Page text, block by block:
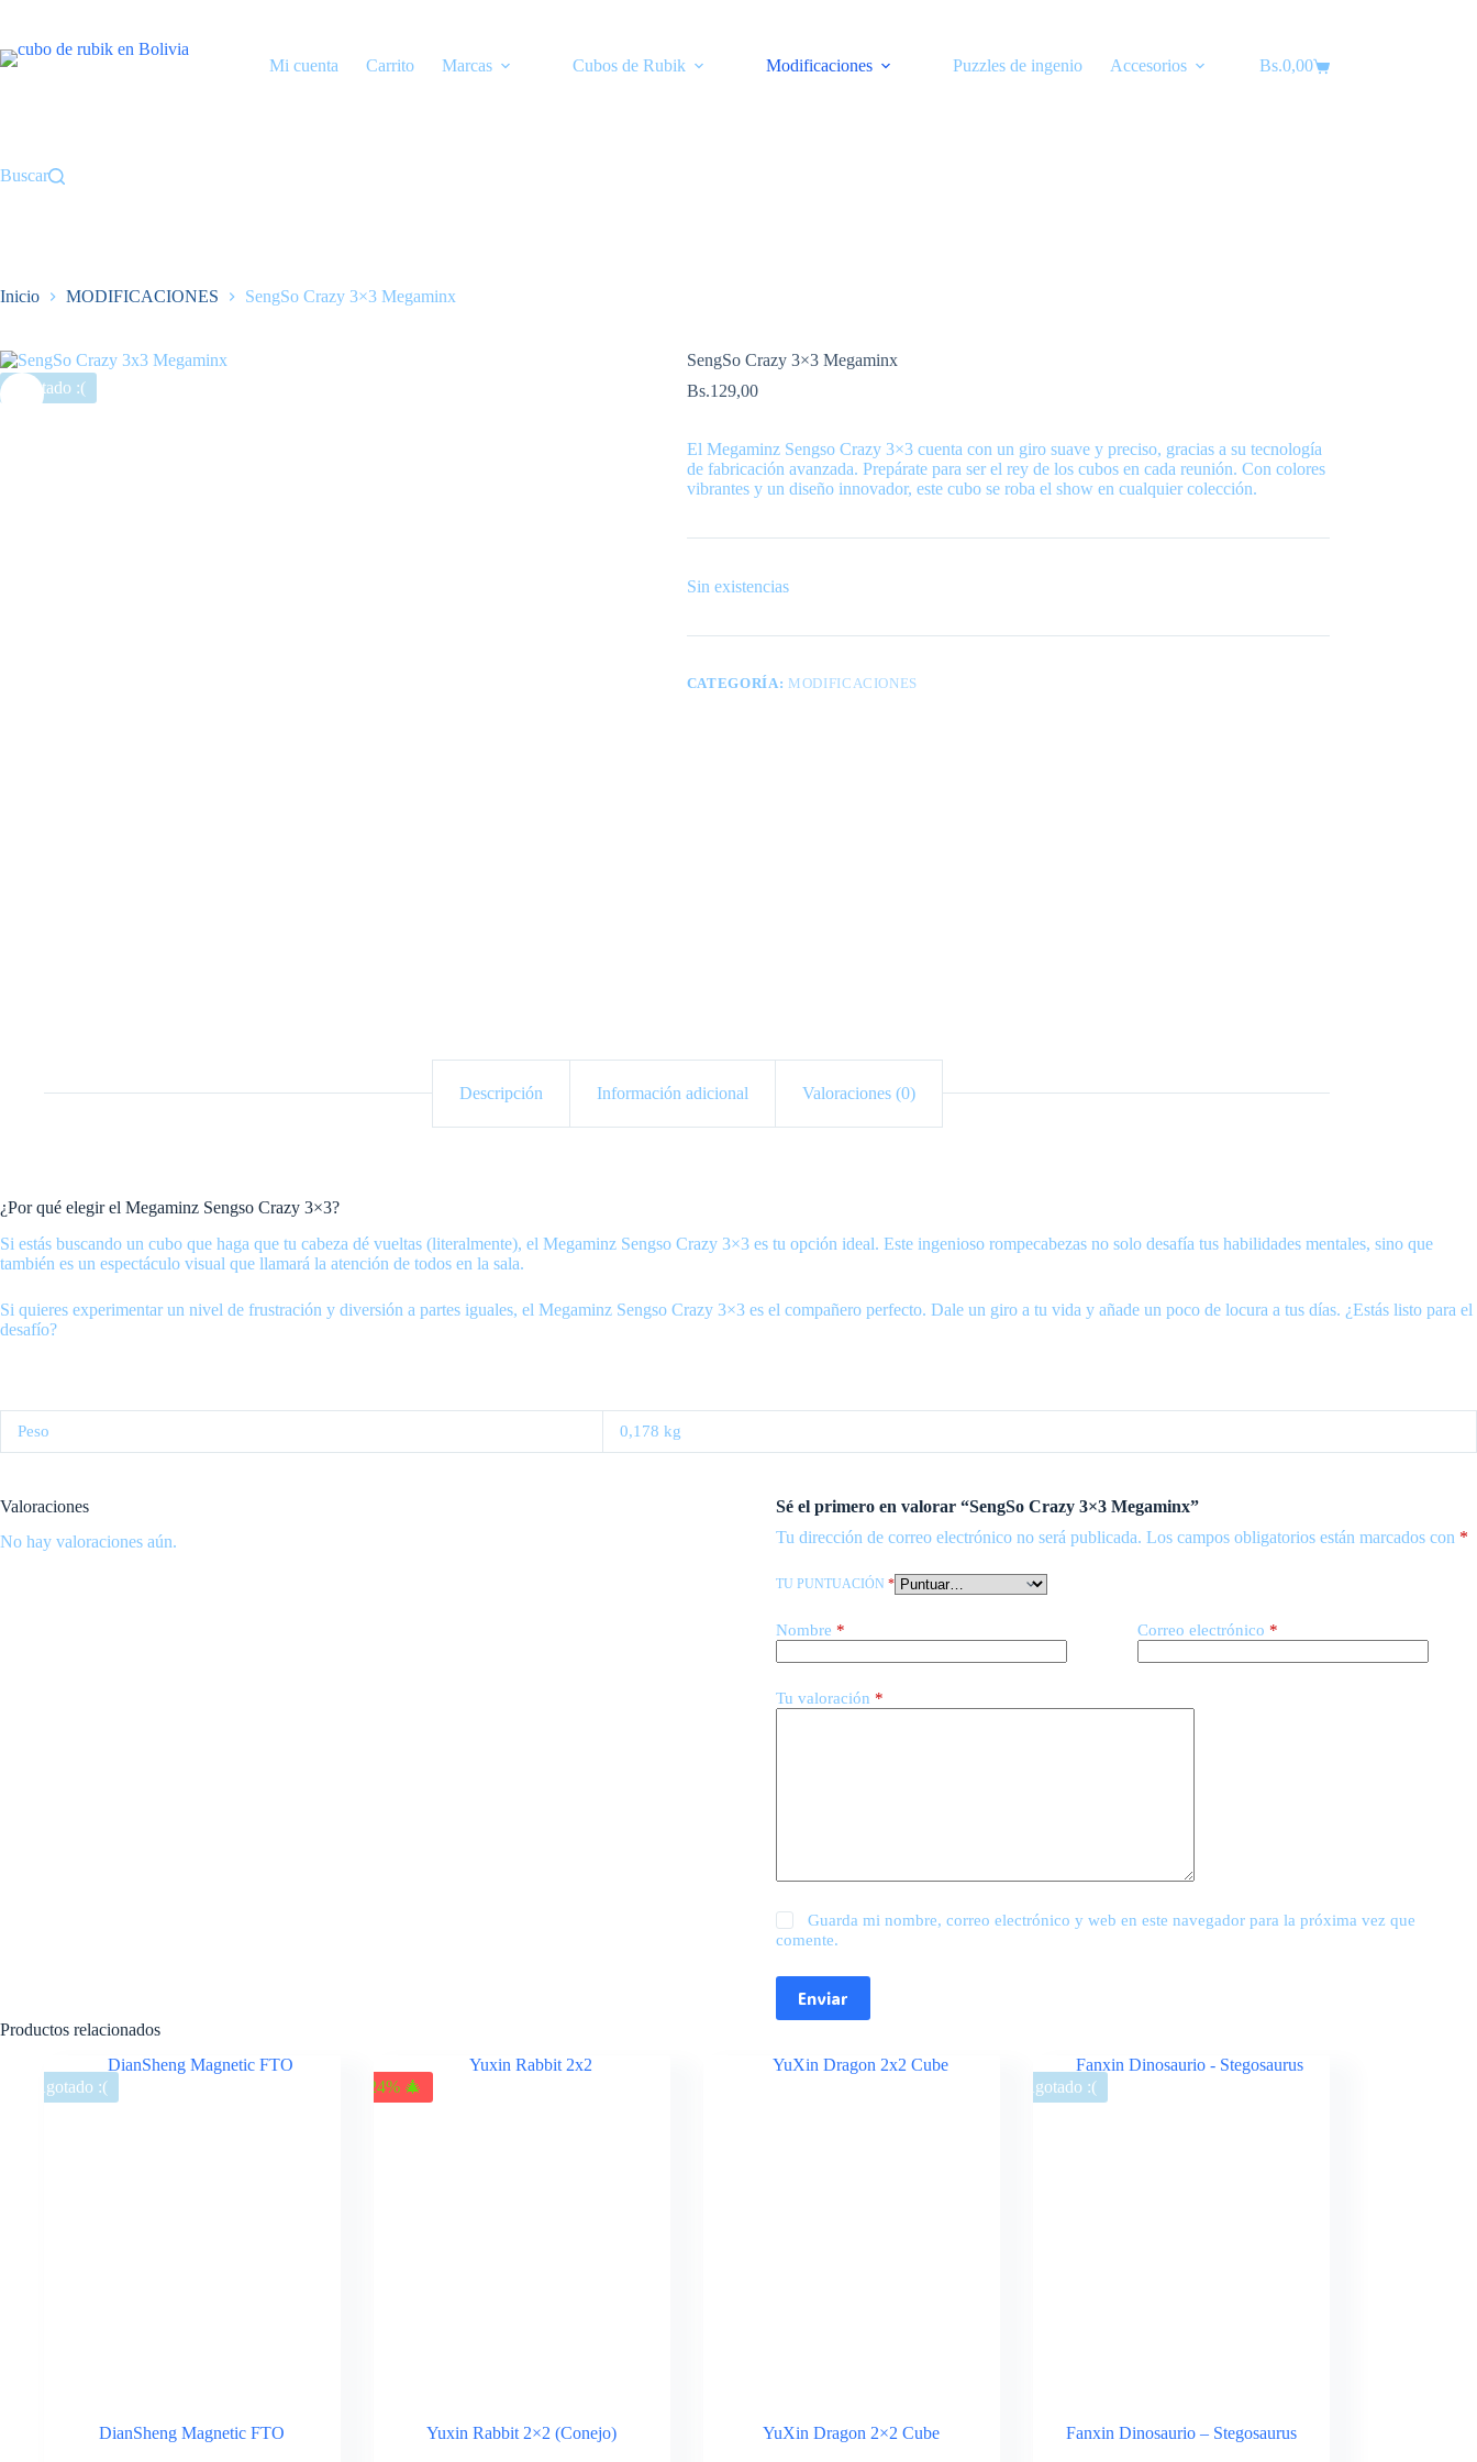
contenido
Mi cuenta
Carrito Marcas Cubos de Rubik Modificaciones Puzzles de ingenio Accesorios Lubricantes
Carro
Bs.0,00
Buscar
Inicio MODIFICACIONES SengSo Crazy 3×3 Megaminx
Agotado :(
SengSo Crazy 3×3 Megaminx
Bs.129,00
El Megaminz Sengso Crazy 3×3 cuenta con un giro suave y preciso, gracias a su tecnología
de fabricación avanzada. Prepárate para ser el rey de los cubos en cada reunión. Con colores
vibrantes y un diseño innovador, este cubo se roba el show en cualquier colección.
Sin existencias
CATEGORÍA: MODIFICACIONES
Descripción Información adicional Valoraciones (0)
¿Por qué elegir el Megaminz Sengso Crazy 3×3?
Si estás buscando un cubo que haga que tu cabeza dé vueltas (literalmente), el Megaminz Sengso Crazy 3×3 es tu opción ideal. Este ingenioso rompecabezas no solo desafía tus habilidades mentales, sino que
también es un espectáculo visual que llamará la atención de todos en la sala.
Si quieres experimentar un nivel de frustración y diversión a partes iguales, el Megaminz Sengso Crazy 3×3 es el compañero perfecto. Dale un giro a tu vida y añade un poco de locura a tus días. ¿Estás listo para el
desafío?
Peso 0,178 kg
Valoraciones
No hay valoraciones aún.
Sé el primero en valorar “SengSo Crazy 3×3 Megaminx”
Tu dirección de correo electrónico no será publicada. Los campos obligatorios están marcados con *
TU PUNTUACIÓN *
Nombre * Correo electrónico *
Tu valoración *
Guarda mi nombre, correo electrónico y web en este navegador para la próxima vez que
comente.
Enviar
Productos relacionados
Agotado :(
DianSheng Magnetic FTO
-24% 🎄
Yuxin Rabbit 2×2 (Conejo)
YuXin Dragon 2×2 Cube
Agotado :(
Fanxin Dinosaurio – Stegosaurus